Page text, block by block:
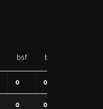
bsf bsa
0 0
0 0